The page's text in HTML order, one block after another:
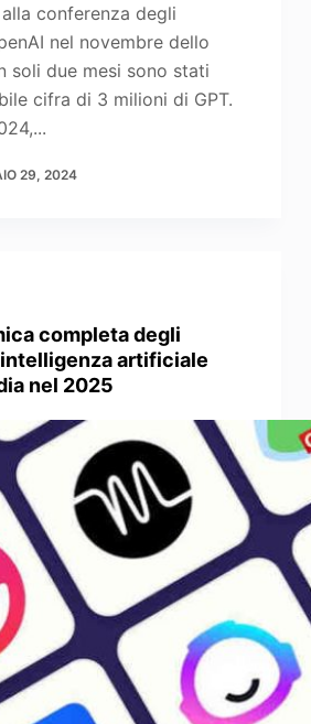
conferenza degli
nel novembre dello
soli due mesi sono stati
cifra di 3 milioni di GPT.
29, 2024
completa degli
artificiale
nel 2025